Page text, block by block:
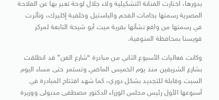
بدورها، اختارت الفنانة التشكيلية ولاء جلال لوحة تعبر بها عن الفلاحة
المصرية رسمتها بخامات الفحم والباستيل وخلفية إكليرك، وتأثرت
في رسمتها من واقع نشأتها بقرية ميت أبو شيحة التابعة لمركز
قويسنا بمحافظة المنوفية.
وكانت فعاليات الأسبوع الثاني من مبادرة “شارع الفن” قد انطلقت
بشارع الشريفين منذ يوم الخميس الماضي وتستمر حتى مساء اليوم
السبت وقابلة للتجديد بشكل دوري، كما شهد افتتاح المبادرة في
أسبوعها الأول رئيس مجلس الوزراء الدكتور مصطفى مدبولى ووزيرة